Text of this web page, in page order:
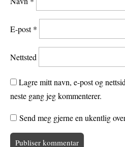
E-post*
Nettsted
Lagre mitt navn, e-post og
neste gang jeg kommenterer.
Send meg gjerne en ukentlig